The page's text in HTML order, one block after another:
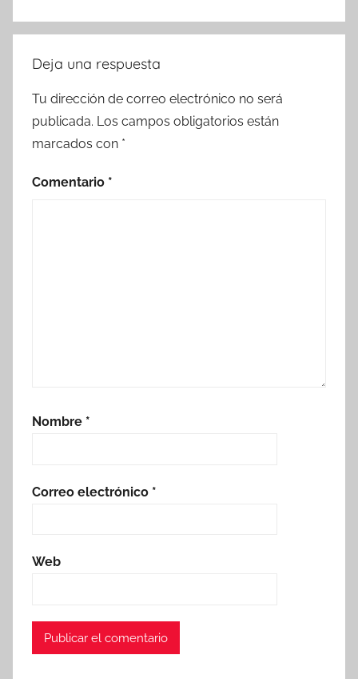
Deja una respuesta
Tu dirección de correo electrónico no será
publicada. Los campos obligatorios están
marcados con *
Comentario *
Nombre *
Correo electrónico *
Web